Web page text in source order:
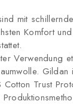
mit
Komfort
Verwendung
Gildan
Cotton Trust